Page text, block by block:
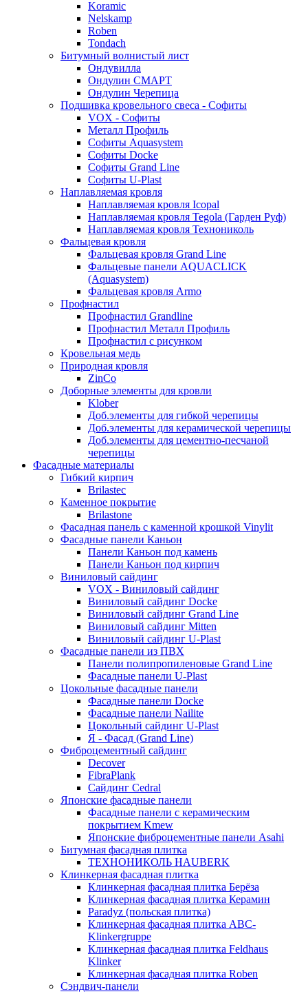
Koramic
Nelskamp
Roben
Tondach
Битумный волнистый лист
Ондувилла
Ондулин СМАРТ
Ондулин Черепица
Подшивка кровельного свеса - Софиты
VOX - Софиты
Металл Профиль
Софиты Aquasystem
Софиты Docke
Софиты Grand Line
Софиты U-Plast
Наплавляемая кровля
Наплавляемая кровля Icopal
Наплавляемая кровля Tegola (Гарден Руф)
Наплавляемая кровля Технониколь
Фальцевая кровля
Фальцевая кровля Grand Line
Фальцевые панели AQUACLICK
(Aquasystem)
Фальцевая кровля Armo
Профнастил
Профнастил Grandline
Профнастил Металл Профиль
Профнастил с рисунком
Кровельная медь
Природная кровля
ZinCo
Доборные элементы для кровли
Klober
Доб.элементы для гибкой черепицы
Доб.элементы для керамической черепицы
Доб.элементы для цементно-песчаной
черепицы
Фасадные материалы
Гибкий кирпич
Brilastec
Каменное покрытие
Brilastone
Фасадная панель с каменной крошкой Vinylit
Фасадные панели Каньон
Панели Каньон под камень
Панели Каньон под кирпич
Виниловый сайдинг
VOX - Виниловый сайдинг
Виниловый сайдинг Docke
Виниловый сайдинг Grand Line
Виниловый сайдинг Mitten
Виниловый сайдинг U-Plast
Фасадные панели из ПВХ
Панели полипропиленовые Grand Line
Фасадные панели U-Plast
Цокольные фасадные панели
Фасадные панели Docke
Фасадные панели Nailite
Цокольный сайдинг U-Plast
Я - Фасад (Grand Line)
Фиброцементный сайдинг
Decover
FibraPlank
Сайдинг Cedral
Японские фасадные панели
Фасадные панели с керамическим
покрытием Kmew
Японские фиброцементные панели Asahi
Битумная фасадная плитка
ТЕХНОНИКОЛЬ HAUBERK
Клинкерная фасадная плитка
Клинкерная фасадная плитка Берёза
Клинкерная фасадная плитка Керамин
Paradyz (польская плитка)
Клинкерная фасадная плитка ABC-
Klinkergruppe
Клинкерная фасадная плитка Feldhaus
Klinker
Клинкерная фасадная плитка Roben
Сэндвич-панели